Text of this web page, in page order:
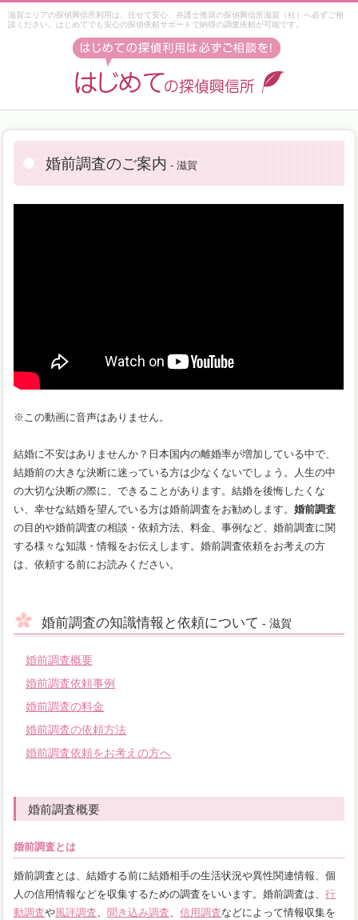
婚前調査のご案内 - 滋賀
※この動画に音声はありません。
結婚に不安はありませんか？日本国内の離婚率が増加している中で、
結婚前の大きな決断に迷っている方は少なくないでしょう。人生の中
の大切な決断の際に、できることがあります。結婚を後悔したくな
い、幸せな結婚を望んでいる方は婚前調査をお勧めします。婚前調査
の目的や婚前調査の相談・依頼方法、料金、事例など、婚前調査に関
する様々な知識・情報をお伝えします。婚前調査依頼をお考えの方
は、依頼する前にお読みください。
婚前調査の知識情報と依頼について - 滋賀
婚前調査概要
婚前調査依頼事例
婚前調査の料金
婚前調査の依頼方法
婚前調査依頼をお考えの方へ
婚前調査概要
婚前調査とは
婚前調査とは、結婚する前に結婚相手の生活状況や異性関連情報、個
人の信用情報などを収集するための調査をいいます。婚前調査は、行
動調査や風評調査、 聞き込み調査、信用調査などによって情報収集を
滋賀エリアの探偵興信所利用は、任せて安心、弁護士推奨の探偵興信所滋賀（社）へ必ずご相
談ください。はじめてでも安心の探偵依頼サポートで納得の調査依頼が可能です。